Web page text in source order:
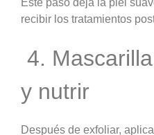
Este paso deja la piel
recibir los tratamientos
4.
y nutrir
Después de exfoliar,